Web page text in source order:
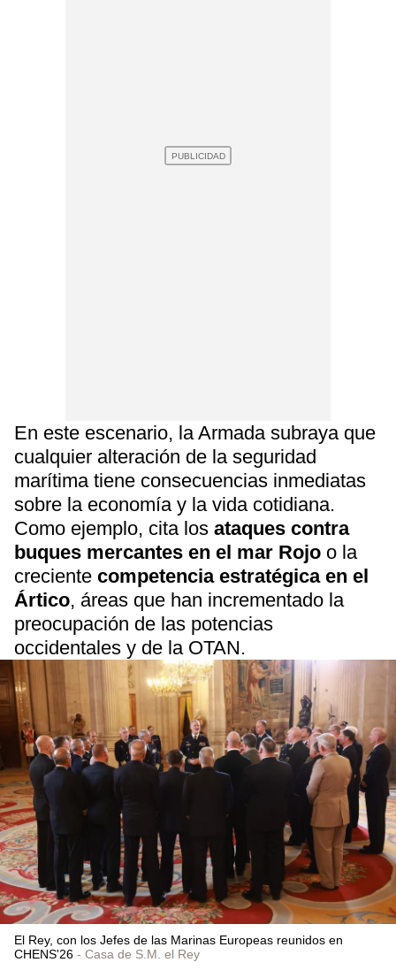
En este escenario, la Armada subraya que
cualquier alteración de la seguridad
marítima tiene consecuencias inmediatas
sobre la economía y la vida cotidiana.
Como ejemplo, cita los ataques contra
buques mercantes en el mar Rojo o la
creciente competencia estratégica en el
Ártico, áreas que han incrementado la
preocupación de las potencias
occidentales y de la OTAN.
El Rey, con los Jefes de las Marinas Europeas reunidos en
CHENS'26
Casa de S.M. el Rey